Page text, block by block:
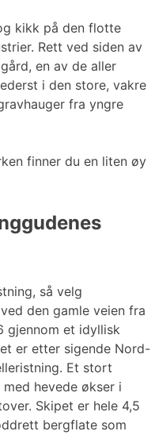
kikk på den flotte
Rett ved siden av
en av de aller
i den store, vakre
fra yngre
finner du en liten øy
så velg
den gamle veien fra
gjennom et idyllisk
er etter sigende Nord-
Et stort
hevede økser i
Skipet er hele 4,5
bergflate som